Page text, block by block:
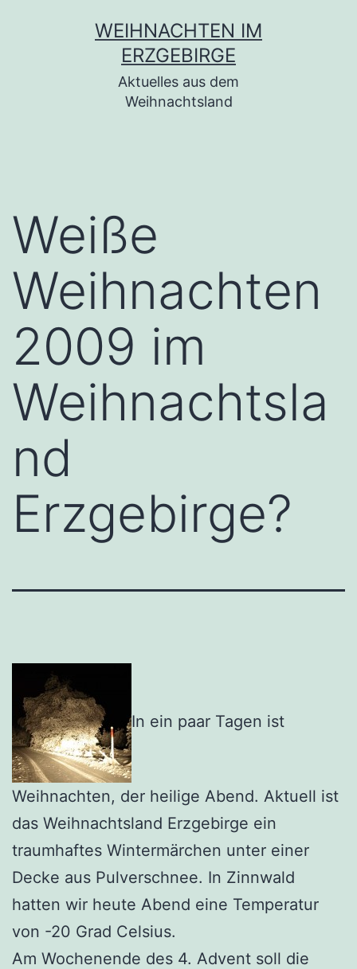
WEIHNACHTEN IM
ERZGEBIRGE
Aktuelles aus dem
Weihnachtsland
Weiße
Weihnachten
2009 im
Weihnachtsla
nd
Erzgebirge?
In ein paar Tagen ist
Weihnachten, der heilige Abend. Aktuell ist
das Weihnachtsland Erzgebirge ein
traumhaftes Wintermärchen unter einer
Decke aus Pulverschnee. In Zinnwald
hatten wir heute Abend eine Temperatur
von -20 Grad Celsius.
Am Wochenende des 4. Advent soll die